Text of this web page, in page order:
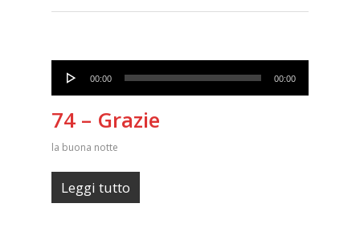
Audio
Player
00:00 00:00
74 – Grazie
la buona notte
Leggi tutto